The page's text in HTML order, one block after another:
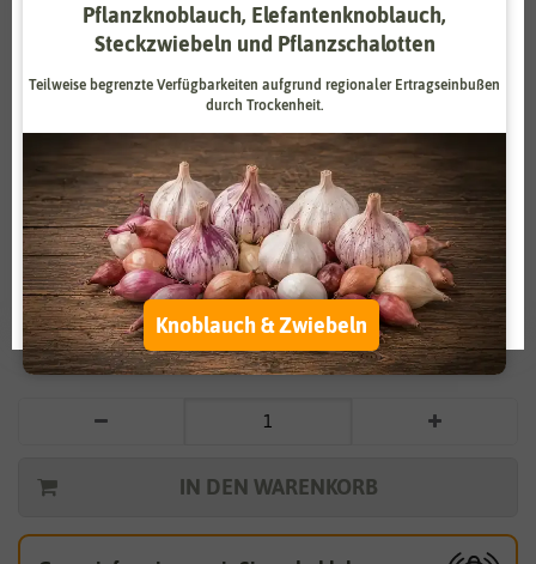
Vergrößern durch berühren
Radies Parat
1,19 €
*
* inkl. 7% MwSt. zzgl.Versandkosten
IN DEN WARENKORB
Zahlungsdienstleister Marketing
Externe Medien Funktional
Weitere Einstellungen
Alle akzeptieren
Alle ablehnen
Auswahl akzeptieren
Pflanzknoblauch, Elefantenknoblauch,
Steckzwiebeln und Pflanzschalotten
Teilweise begrenzte Verfügbarkeiten aufgrund regionaler Ertragseinbußen
durch Trockenheit.
Knoblauch & Zwiebeln